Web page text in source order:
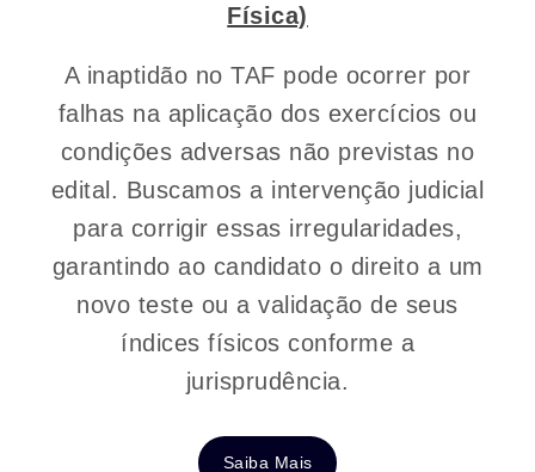
Física)
A inaptidão no TAF pode ocorrer por
falhas na aplicação dos exercícios ou
condições adversas não previstas no
edital. Buscamos a intervenção judicial
para corrigir essas irregularidades,
garantindo ao candidato o direito a um
novo teste ou a validação de seus
índices físicos conforme a
jurisprudência.
Saiba Mais